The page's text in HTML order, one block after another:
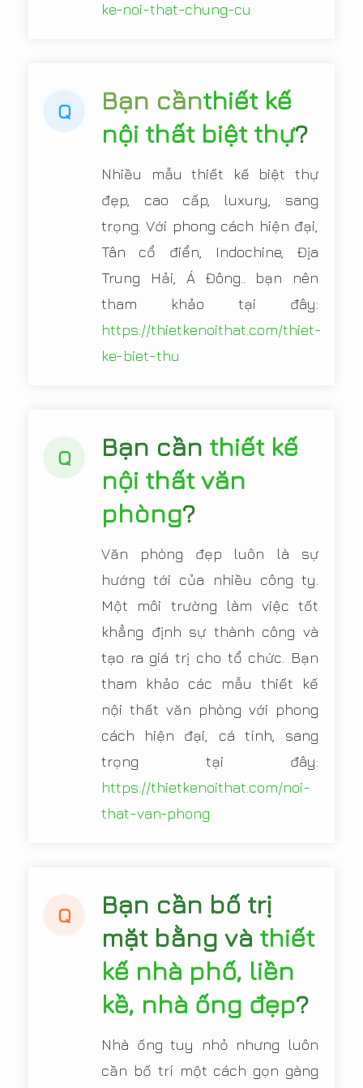
ke-noi-that-chung-cu
Q Bạn cầnthiết kế
nội thất biệt thự?
Nhiều mẫu thiết kế biệt thự
đẹp, cao cấp, luxury, sang
trọng. Với phong cách hiện đại,
Tân cổ điển, Indochine, Địa
Trung Hải, Á Đông.. bạn nên
tham khảo tại đây:
https://thietkenoithat.com/thiet-
ke-biet-thu
Q Bạn cần thiết kế
nội thất văn
phòng?
Văn phòng đẹp luôn là sự
hướng tới của nhiều công ty.
Một môi trường làm việc tốt
khẳng định sự thành công và
tạo ra giá trị cho tổ chức. Bạn
tham khảo các mẫu thiết kế
nội thất văn phòng với phong
cách hiện đại, cá tính, sang
trọng tại đây:
https://thietkenoithat.com/noi-
that-van-phong
Q
Bạn cần bố trị
mặt bằng và thiết
kế nhà phố, liền
kề, nhà ống đẹp?
Nhà ống tuy nhỏ nhưng luôn
cần bố trí một cách gọn gàng